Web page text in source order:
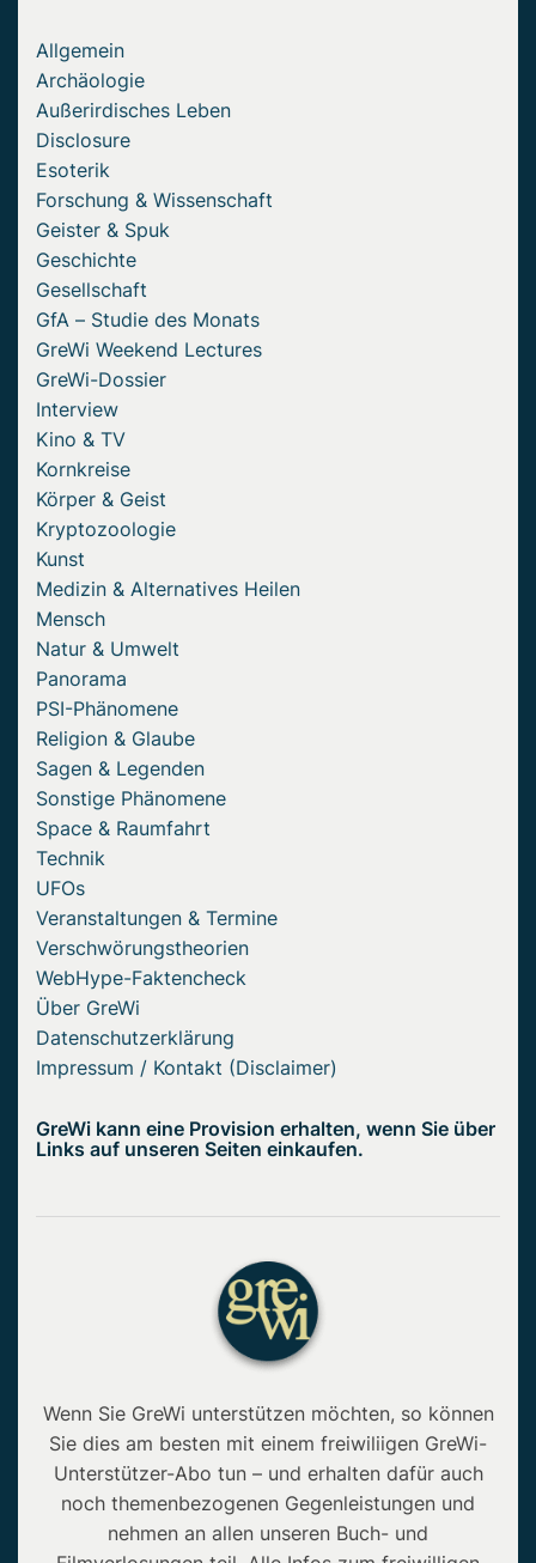
Allgemein
Archäologie
Außerirdisches Leben
Disclosure
Esoterik
Forschung & Wissenschaft
Geister & Spuk
Geschichte
Gesellschaft
GfA – Studie des Monats
GreWi Weekend Lectures
GreWi-Dossier
Interview
Kino & TV
Kornkreise
Körper & Geist
Kryptozoologie
Kunst
Medizin & Alternatives Heilen
Mensch
Natur & Umwelt
Panorama
PSI-Phänomene
Religion & Glaube
Sagen & Legenden
Sonstige Phänomene
Space & Raumfahrt
Technik
UFOs
Veranstaltungen & Termine
Verschwörungstheorien
WebHype-Faktencheck
Über GreWi
Datenschutzerklärung
Impressum / Kontakt (Disclaimer)
GreWi kann eine Provision erhalten, wenn Sie über
Links auf unseren Seiten einkaufen.
Wenn Sie GreWi unterstützen möchten, so können
Sie dies am besten mit einem freiwiliigen GreWi-
Unterstützer-Abo tun – und erhalten dafür auch
noch themenbezogenen Gegenleistungen und
nehmen an allen unseren Buch- und